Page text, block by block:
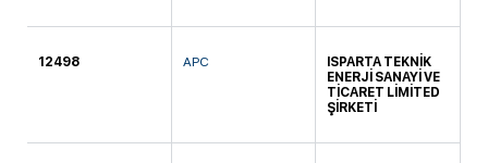
12498 APC
ISPARTA TEKNİK
ENERJİ SANAYİ VE
TİCARET LİMİTED
ŞİRKETİ